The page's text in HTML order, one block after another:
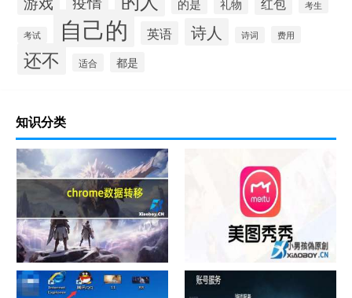
的是 礼物 红包 考生
考试 自己的 英语 诗人 诗词 费用
还不 适合 都是
知识分类
chrome数据转移 怎样给照片换背景